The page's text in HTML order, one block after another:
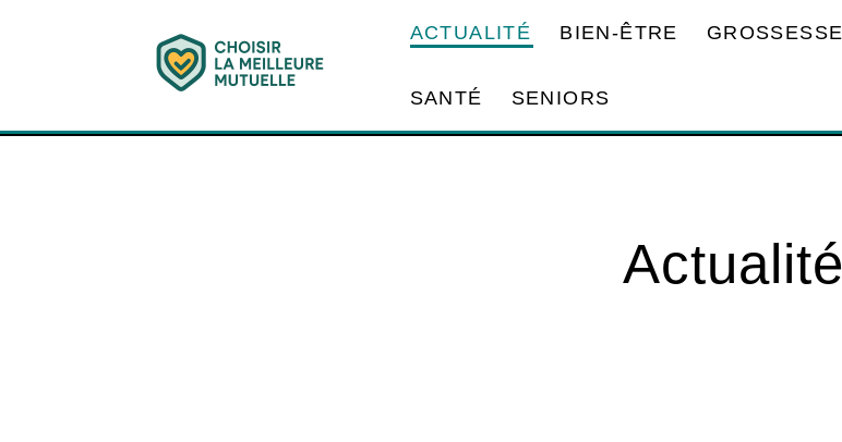
ACTUALITÉ BIEN-ÊTRE GROSSESSE
SANTÉ SENIORS
Actualité